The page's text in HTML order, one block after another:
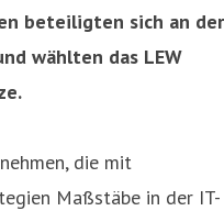
beteiligten sich an der
wählten das LEW
die mit
Maßstäbe in der IT-